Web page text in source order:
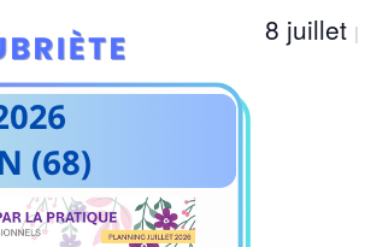
8 juillet |